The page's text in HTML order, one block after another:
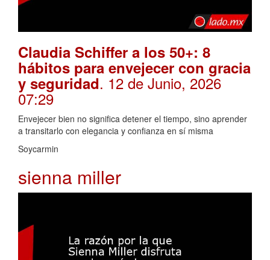
Claudia Schiffer a los 50+: 8
hábitos para envejecer con gracia
y seguridad. 12 de Junio, 2026
07:29
Envejecer bien no significa detener el tiempo, sino aprender
a transitarlo con elegancia y confianza en sí misma
Soycarmin
sienna miller